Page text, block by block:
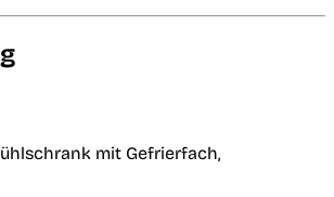
mit Gefrierfach,